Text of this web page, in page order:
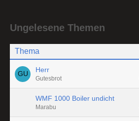
Ungelesene Themen
Thema
Herr
Gutesbrot
WMF 1000 Boiler undicht
Marabu